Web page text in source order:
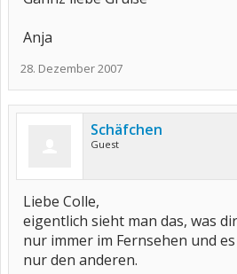
Anja
28. Dezember 2007
Schäfchen
Guest
Liebe Colle,
eigentlich sieht man das, was
nur immer im Fernsehen und
nur den anderen.